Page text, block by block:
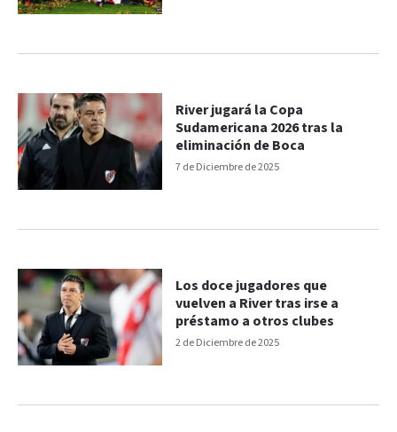
7 de Diciembre de 2025
River jugará la Copa
Sudamericana 2026 tras la
eliminación de Boca
2 de Diciembre de 2025
Los doce jugadores que
vuelven a River tras irse a
préstamo a otros clubes